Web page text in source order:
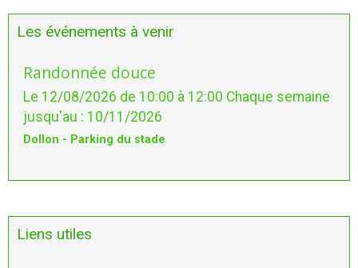
Les événements à venir
Randonnée douce
Le 12/08/2026 de 10:00 à 12:00 Chaque semaine
jusqu'au : 10/11/2026
Dollon - Parking du stade
Liens utiles